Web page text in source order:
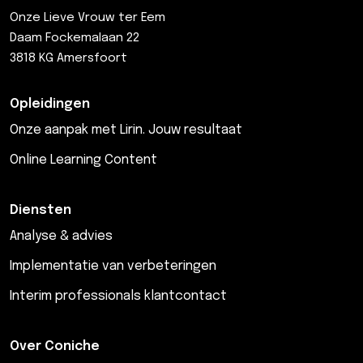
Onze Lieve Vrouw ter Eem
Daam Fockemalaan 22
3818 KG Amersfoort
Opleidingen
Onze aanpak met Lirin. Jouw resultaat
Online Learning Content
Diensten
Analyse & advies
Implementatie van verbeteringen
Interim professionals klantcontact
Over Coniche